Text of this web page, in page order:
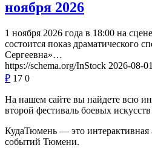
ноября 2026
1 ноября 2026 года в 18:00 на
состоится показ драматического
Сергеевна»…
https://schema.org/InStock 2026-08-
₽ 17 0
На нашем сайте вы найдете всю
второй фестиваль боевых
КудаТюмень — это
событий Тюмени.